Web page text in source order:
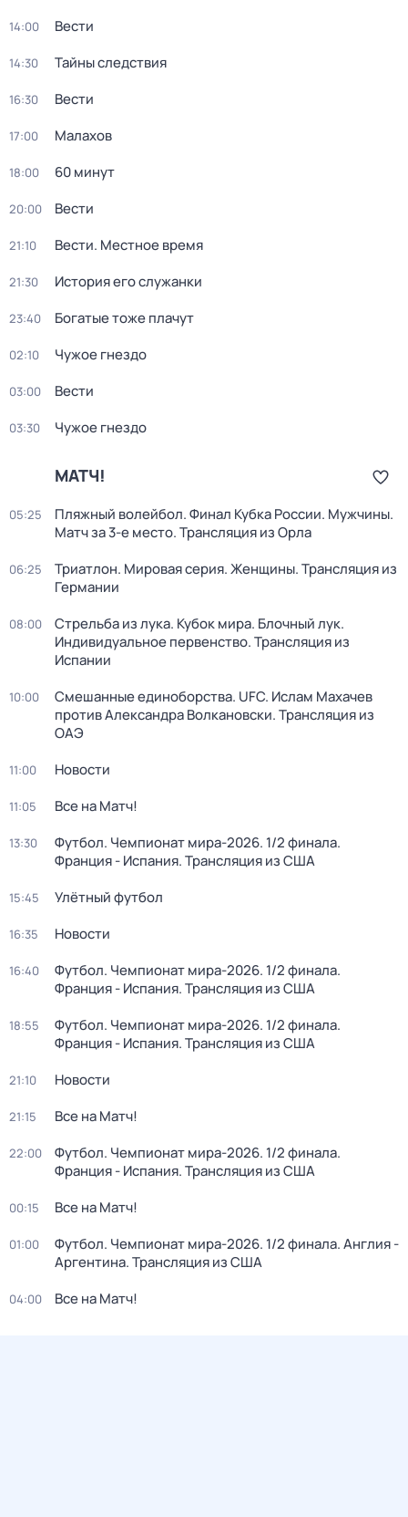
14:00 Вести
14:30 Тайны следствия
16:30 Вести
17:00 Малахов
18:00 60 минут
20:00 Вести
21:10 Вести. Местное время
21:30 История его служанки
23:40 Богатые тоже плачут
02:10 Чужое гнездо
03:00 Вести
03:30 Чужое гнездо
МАТЧ!
05:25
Пляжный волейбол. Финал Кубка России. Мужчины.
Матч за 3-е место. Трансляция из Орла
06:25
Триатлон. Мировая серия. Женщины. Трансляция из
Германии
08:00
Стрельба из лука. Кубок мира. Блочный лук.
Индивидуальное первенство. Трансляция из
Испании
10:00
Смешанные единоборства. UFC. Ислам Махачев
против Александра Волкановски. Трансляция из
ОАЭ
11:00 Новости
11:05 Все на Матч!
13:30
Футбол. Чемпионат мира-2026. 1/2 финала.
Франция - Испания. Трансляция из США
15:45 Улётный футбол
16:35 Новости
16:40
Футбол. Чемпионат мира-2026. 1/2 финала.
Франция - Испания. Трансляция из США
18:55
Футбол. Чемпионат мира-2026. 1/2 финала.
Франция - Испания. Трансляция из США
21:10 Новости
21:15 Все на Матч!
22:00
Футбол. Чемпионат мира-2026. 1/2 финала.
Франция - Испания. Трансляция из США
00:15 Все на Матч!
01:00
Футбол. Чемпионат мира-2026. 1/2 финала. Англия -
Аргентина. Трансляция из США
04:00 Все на Матч!